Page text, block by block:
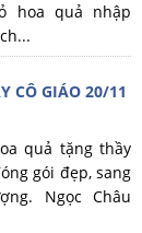
hoa quả nhập
CÔ GIÁO 20/11
quả tặng thầy
gói đẹp, sang
Ngọc Châu